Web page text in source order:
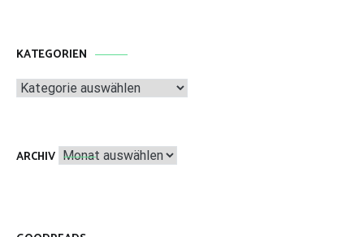
KATEGORIEN
Kategorien
ARCHIV Archiv